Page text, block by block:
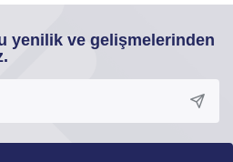
yenilik ve gelişmelerinden